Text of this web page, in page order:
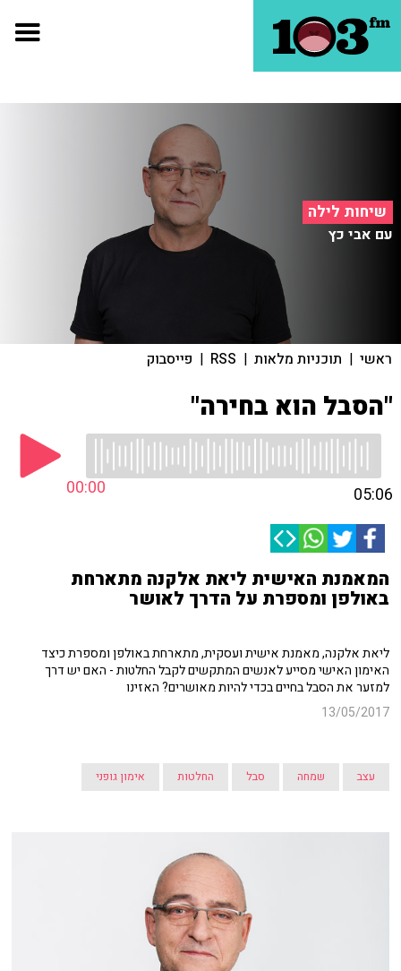
שיחות לילה
עם אבי כץ
ראשי | תוכניות מלאות |
RSS
| פייסבוק
"הסבל הוא בחירה"
00:00 05:06
המאמנת האישית ליאת אלקנה מתארחת
באולפן ומספרת על הדרך לאושר
ליאת אלקנה, מאמנת אישית ועסקית, מתארחת באולפן ומספרת כיצד
האימון האישי מסייע לאנשים המתקשים לקבל החלטות - האם יש דרך
למזער את הסבל בחיים בכדי להיות מאושרים? האזינו
13/05/2017
עצב שמחה סבל החלטות אימון גופני